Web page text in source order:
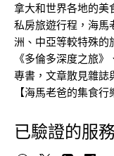
拿大和世界各地的美
私房旅遊行程，海馬
洲、中亞等較特殊的
《多倫多深度之旅
專書，文章散見雜
【海馬老爸的集食
已驗證的服務